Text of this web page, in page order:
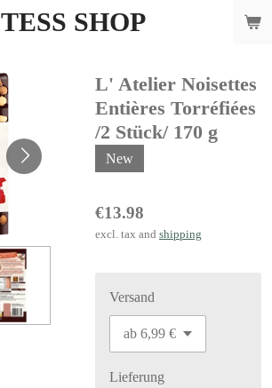
TESS SHOP
L' Atelier Noisettes
Entières Torréfiées
/2 Stück/ 170 g
New
€13.98
excl. tax and shipping
Versand
Lieferung